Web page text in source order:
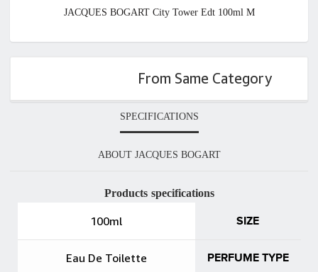
JACQUES BOGART City Tower Edt 100ml M
From Same Category
SPECIFICATIONS
ABOUT JACQUES BOGART
Products specifications
SIZE
100ml
PERFUME TYPE
Eau De Toilette